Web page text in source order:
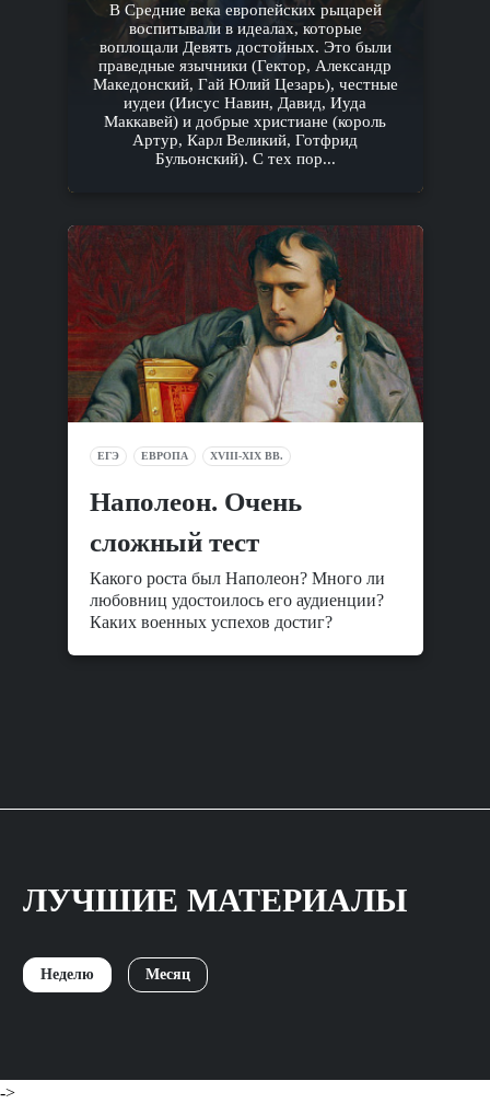
В Средние века европейских рыцарей
воспитывали в идеалах, которые
воплощали Девять достойных. Это были
праведные язычники (Гектор, Александр
Македонский, Гай Юлий Цезарь), честные
иудеи (Иисус Навин, Давид, Иуда
Маккавей) и добрые христиане (король
Артур, Карл Великий, Готфрид
Бульонский). С тех пор...
ЕГЭ ЕВРОПА XVIII-XIX ВВ.
Наполеон. Очень
сложный тест
Какого роста был Наполеон? Много ли
любовниц удостоилось его аудиенции?
Каких военных успехов достиг?
ЛУЧШИЕ МАТЕРИАЛЫ
Неделю Месяц
->